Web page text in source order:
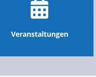
Veranstaltungen